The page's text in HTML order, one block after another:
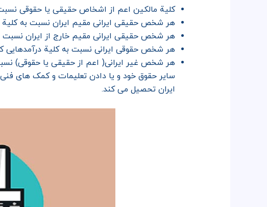
کلیة مالکین اعم از اشخاص حقیقی یا حقوقی نسبت
هر شخص حقیقی ایرانی مقیم ایران نسبت به کلیة
هر شخص حقیقی ایرانی مقیم خارج از ایران نسبت
هر شخص حقوقی ایرانی نسبت به کلیة درآمدهایی
هر شخص غیر ایرانی( اعم از حقیقی یا حقوقی)
سایر حقوق خود و یا دادن تعلیمات و کمک های فنی
ایران تحصیل می کند.